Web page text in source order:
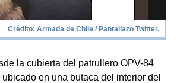
Crédito: Armada de Chile / Pantallazo Twitter.
la cubierta del patrullero OPV-84
en una butaca del interior del